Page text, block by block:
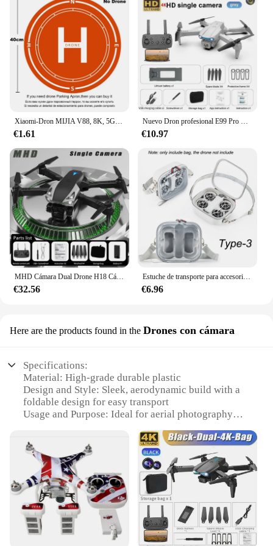
Xiaomi-Dron MIJIA V88, 8K, 5G, GPS, fotografía aérea profesional, Control remoto, avión, cámara Dual HD, Quadcopter, juguete UAV
€1.61
Nuevo Dron profesional E99 Pro RC 8K con cámara Dual HD gran angular 8K 5G helicóptero RC plegable WIFI FPV Dron para evitar la altura
€10.97
MHD Cámara Dual Drone H18 Cámara con 4K Dron plegable profesional con cámara 4K Mini helicóptero RC FPV avión de aire Quadcopters
€32.56
Estuche de transporte para accesorios de Dron DJI Neo, bolsa de almacenamiento, bolso portátil de PU todo en uno, bolso de hombro de viaje
€6.96
Here are the products found in the Drones con cámara
Specifications:
Material: High-grade durable plastic
Design and Style: Sleek, aerodynamic build with a
foldable design for easy transport
Usage and Purpose: Ideal for aerial photography
Performance and Property: Equipped with a high-
definition camera for capturing stunning images
Parts and Accessories: Comes with a remote control
for easy operation
Typical Adaptive Scenario: Suitable for outdoor
activities and adventures
Features:
**Unmatched Quality and Versatility**